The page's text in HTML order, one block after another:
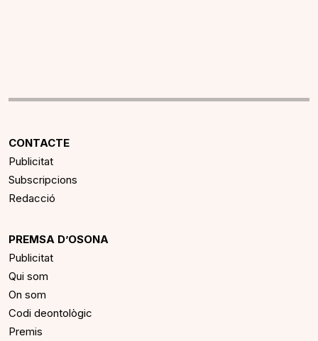
CONTACTE
Publicitat
Subscripcions
Redacció
PREMSA D’OSONA
Publicitat
Qui som
On som
Codi deontològic
Premis